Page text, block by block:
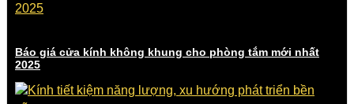
Báo giá cửa kính không khung cho phòng tắm mới nhất
2025